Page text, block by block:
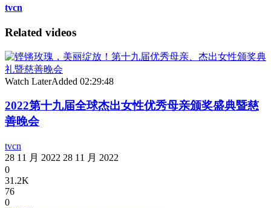
tvcn
Related videos
Watch LaterAdded 02:29:48
2022第十九届全球杰出女性优秀母亲颁奖盛典暨慈
善晚会
tvcn
28 11 月 2022 28 11 月 2022
0
31.2K
76
0